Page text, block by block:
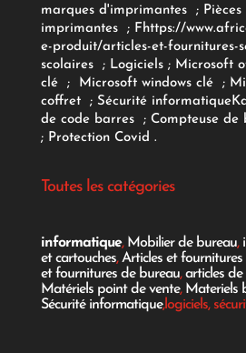
marques d'imprimantes
;
imprimantes
; F https://
e-produit/articles-et-fournitures-
scolaires; Logiciels ; Microsoft
clé
; Microsoft windows clé;
coffret ; Sécurité informatique
de code barres
; Compteuse de
; Protection Covid .
Toutes les catégories
informatique, Mobilier de bureau,
et cartouches,Articles et fournitures
et fournitures de bureau,articles de
Matériels point de vente, Materiels
Sécurité informatique,logiciels,